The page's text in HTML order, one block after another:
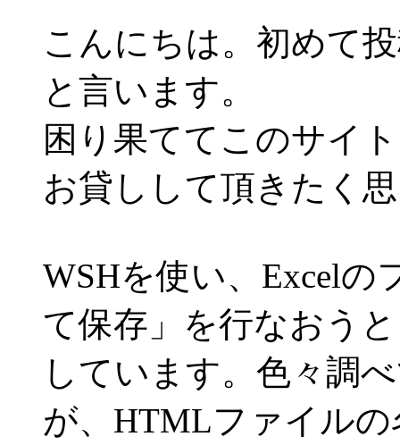
こんにちは。初めて
と言います。
困り果ててこのサイ
お貸しして頂きたく
WSHを使い、Excelの
て保存」を行なおうと
しています。色々調
が、HTMLファイルの